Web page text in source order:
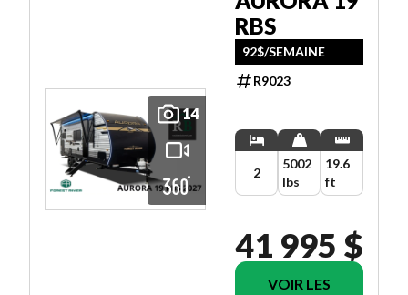
14
RBS
92$/SEMAINE
R9023
2
5002
lbs
19.6
ft
41 995 $
VOIR LES